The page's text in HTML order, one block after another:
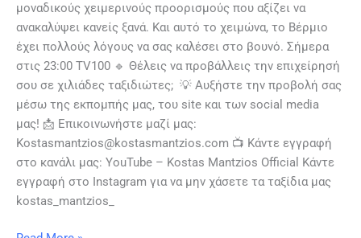
μοναδικούς χειμερινούς προορισμούς που αξίζει να
ανακαλύψει κανείς ξανά. Και αυτό το χειμώνα, το Βέρμιο
έχει πολλούς λόγους να σας καλέσει στο βουνό. Σήμερα
στις 23:00 TV100 🔹 Θέλεις να προβάλλεις την επιχείρησή
σου σε χιλιάδες ταξιδιώτες; 💡 Αυξήστε την προβολή σας
μέσω της εκπομπής μας, του site και των social media
μας! 📩 Επικοινωνήστε μαζί μας:
Kostasmantzios@kostasmantzios.com 📺 Κάντε εγγραφή
στο κανάλι μας: YouTube – Kostas Mantzios Official Κάντε
εγγραφή στο Instagram για να μην χάσετε τα ταξίδια μας
kostas_mantzios_